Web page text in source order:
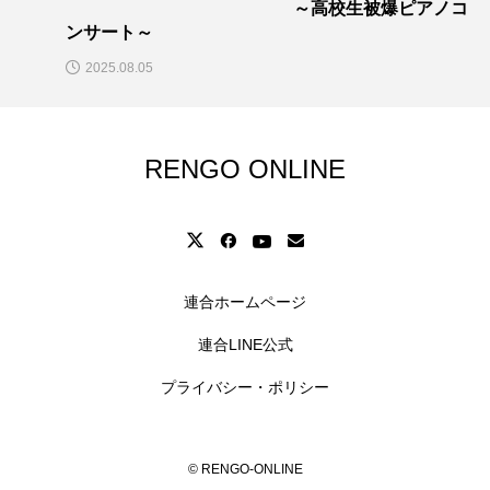
～高校生被爆ピアノコ
ンサート～
2025.08.05
RENGO ONLINE
連合ホームページ
連合LINE公式
プライバシー・ポリシー
© RENGO-ONLINE